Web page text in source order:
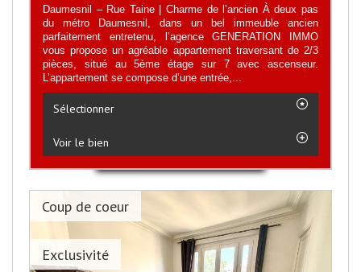
Daumesnil – Rue Taine | Charme de l’ancien À deux pas
du métro Daumesnil, dans un bel immeuble ancien
parfaitement entretenu, l’agence GENERATION IMMO
vous propose un agréable appartement traversant de 2/3
pièces, situé au 5ème étage sur 7 avec ascenseur.
L’appartement se compose d’une entrée,...
Sélectionner
Voir le bien
Exclusivité
Coup de coeur